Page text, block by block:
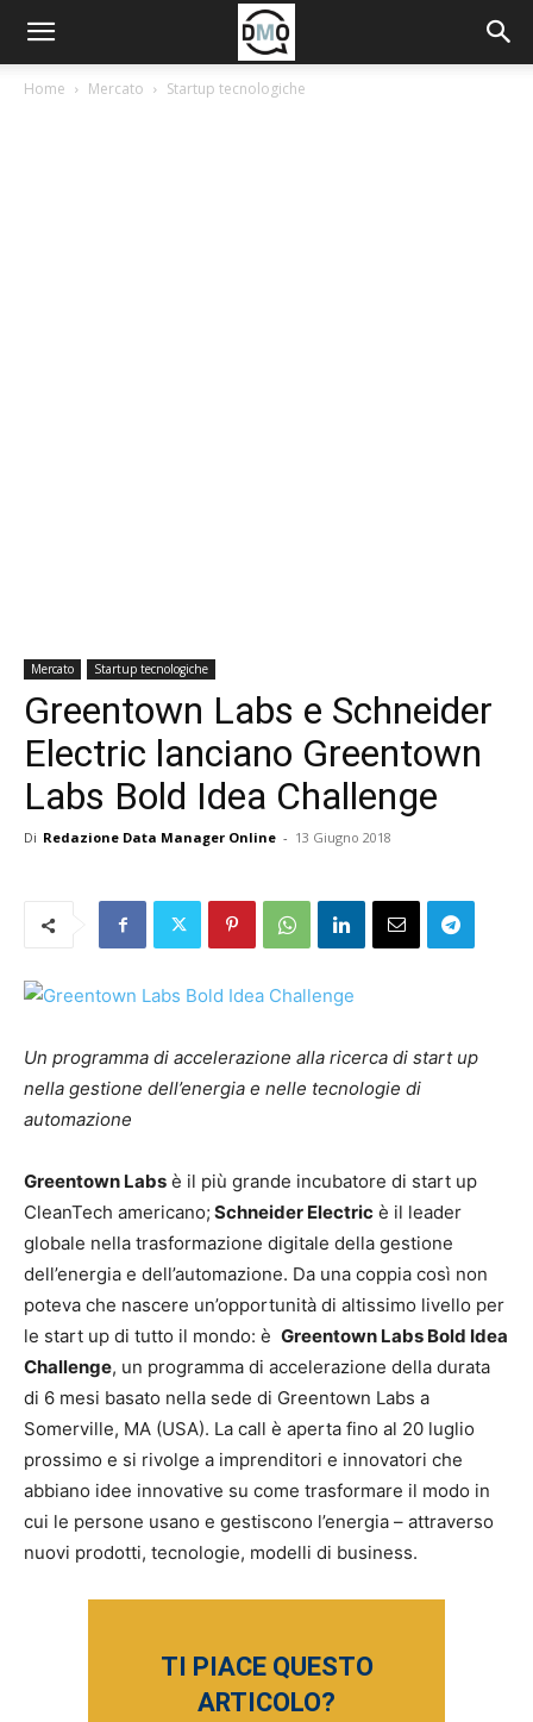
Home Mercato Startup tecnologiche
Mercato Startup tecnologiche
Greentown Labs e Schneider
Electric lanciano Greentown
Labs Bold Idea Challenge
Di Redazione Data Manager Online - 13 Giugno 2018
Un programma di accelerazione alla ricerca di start up
nella gestione dell’energia e nelle tecnologie di
automazione
Greentown Labs è il più grande incubatore di start up
CleanTech americano; Schneider Electric è il leader
globale nella trasformazione digitale della gestione
dell’energia e dell’automazione. Da una coppia così non
poteva che nascere un’opportunità di altissimo livello per
le start up di tutto il mondo: è Greentown Labs Bold Idea
Challenge, un programma di accelerazione della durata
di 6 mesi basato nella sede di Greentown Labs a
Somerville, MA (USA). La call è aperta fino al 20 luglio
prossimo e si rivolge a imprenditori e innovatori che
abbiano idee innovative su come trasformare il modo in
cui le persone usano e gestiscono l’energia – attraverso
nuovi prodotti, tecnologie, modelli di business.
TI PIACE QUESTO
ARTICOLO?